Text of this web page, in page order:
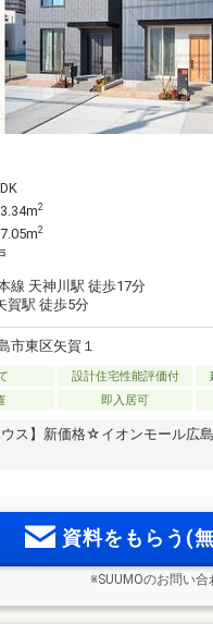
2
2
線 天神川駅 徒歩17分
賀駅 徒歩5分
市東区矢賀１
設計住宅性能評価付
即入居可
ウス】新価格☆イオンモール広
資料をもらう(
※SUUMOのお問い